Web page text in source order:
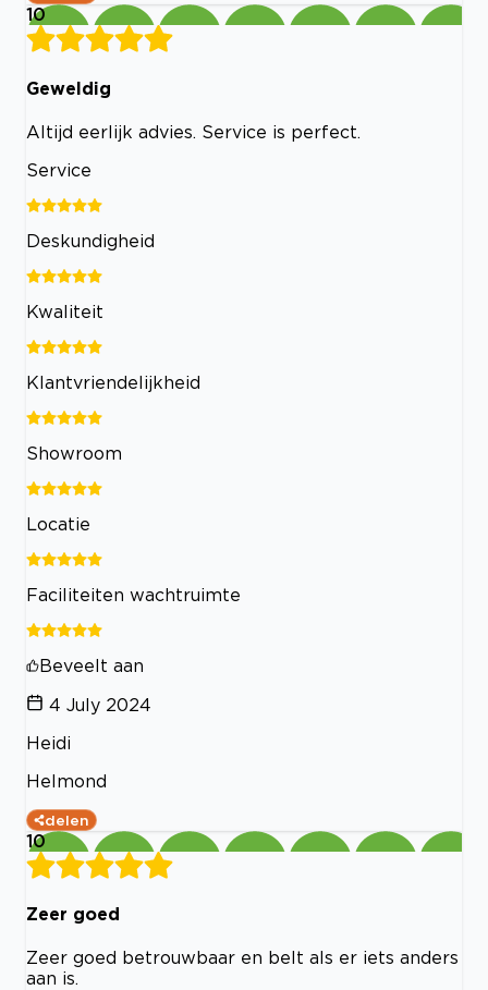
10
Geweldig
Altijd eerlijk advies. Service is perfect.
Service
Deskundigheid
Kwaliteit
Klantvriendelijkheid
Showroom
Locatie
Faciliteiten wachtruimte
Beveelt aan
4 July 2024
Heidi
Helmond
delen
10
Zeer goed
Zeer goed betrouwbaar en belt als er iets anders
aan is.